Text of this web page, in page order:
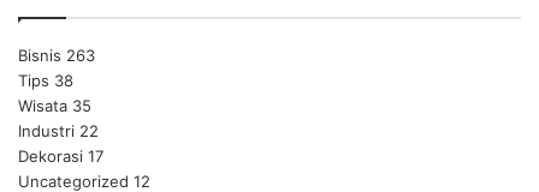
Bisnis 263
Tips 38
Wisata 35
Industri 22
Dekorasi 17
Uncategorized 12